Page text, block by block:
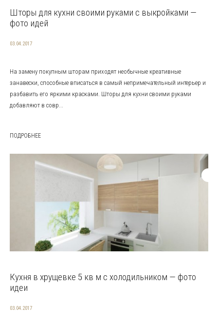
Шторы для кухни своими руками с выкройками —
фото идей
03.04.2017
На замену покупным шторам приходят необычные креативные
занавески, способные вписаться в самый непримечательный интерьер и
разбавить его яркими красками. Шторы для кухни своими руками
добавляют в совр...
ПОДРОБНЕЕ
Кухня в хрущевке 5 кв м с холодильником — фото
идеи
03.04.2017